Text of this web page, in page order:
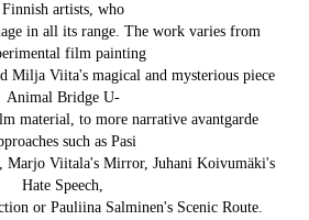
Finnish artists, who
in all its range. The work varies from
film painting
Milja Viita's magical and mysterious piece
Animal Bridge U-
material, to more narrative avantgarde
such as Pasi
Marjo Viitala's Mirror, Juhani Koivumäki's
Hate Speech,
or Pauliina Salminen's Scenic Route.